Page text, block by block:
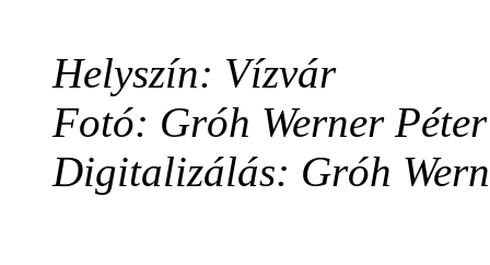
Helyszín: Vízvár
Fotó: Gróh Werner Péter
Digitalizálás: Gróh